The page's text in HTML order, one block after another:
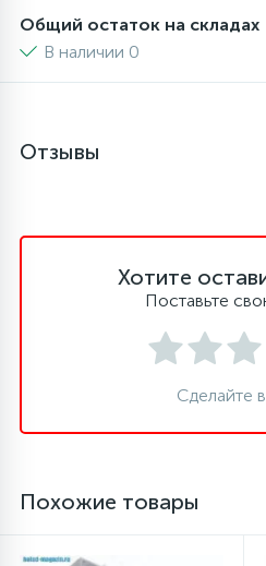
Сливные фильтры
Суппорты (ступицы)
Таходатчики
Шкивы барабана
Общий остаток на складах
В наличии 0
Отзывы
Хотите
Поставьте
Сделайте
Похожие товары